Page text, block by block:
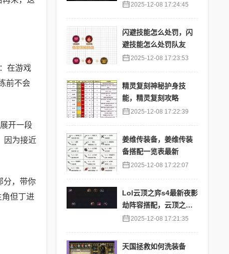
在游戏
前不会
开一段
因为接近
分，带你
但丁进
能怎么进阶的
2025-12-08 17:24:45
闪避技能怎么处罚，闪
避技能怎么处罚队友
2025-12-08 17:23:53
精灵复刻神秘护身技
能，精灵复刻攻略
2025-12-08 17:22:39
姜维传装备，姜维传装
备搭配一览表最新
2025-12-08 17:22:07
Lol云顶之弈s4最新夜影
劫阵容搭配，云顶之奕
夜影劫阵容
2025-12-08 17:21:35
天国拯救如何洗装备